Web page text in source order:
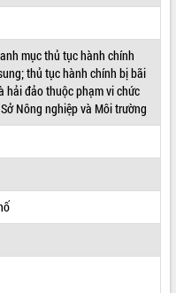
mục thủ tục hành chính
thủ tục hành chính bị bãi
hải đảo thuộc phạm vi chức
Nông nghiệp và Môi trường